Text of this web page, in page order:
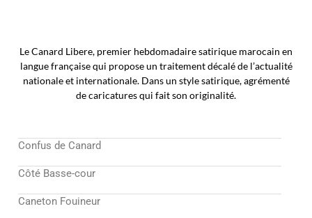
Le Canard Libere, premier hebdomadaire satirique marocain en
langue française qui propose un traitement décalé de l’actualité
nationale et internationale. Dans un style satirique, agrémenté
de caricatures qui fait son originalité.
Confus de Canard
Côté Basse-cour
Caneton Fouineur